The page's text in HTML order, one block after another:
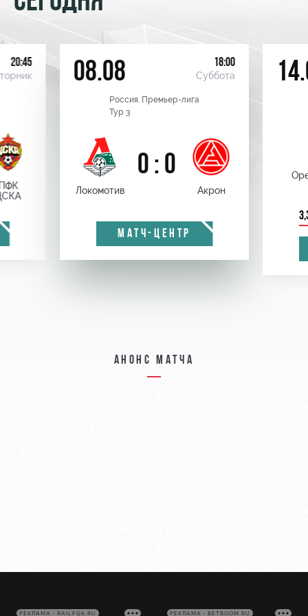
20:45 08.08 18:00
Суббота
Россия. Премьер-лига
Тур 3
Локомотив
0 : 0
Акрон
МАТЧ-ЦЕНТР
Анонс матча
РЕКЛАМА • RAILFGK.RU РЕКЛАМА • BETBOOM.RU